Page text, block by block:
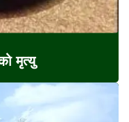
मृत्यु